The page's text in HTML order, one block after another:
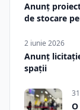
Anunț
de stocare
2 iunie 2026
Anunț
spații